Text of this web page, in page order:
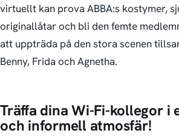
virtuellt kan prova ABBA:s kostymer,
originallåtar och bli den femte
att uppträda på den stora scenen
Benny, Frida och Agnetha.
Träffa dina Wi-Fi-kollegor i
och informell atmosfär!